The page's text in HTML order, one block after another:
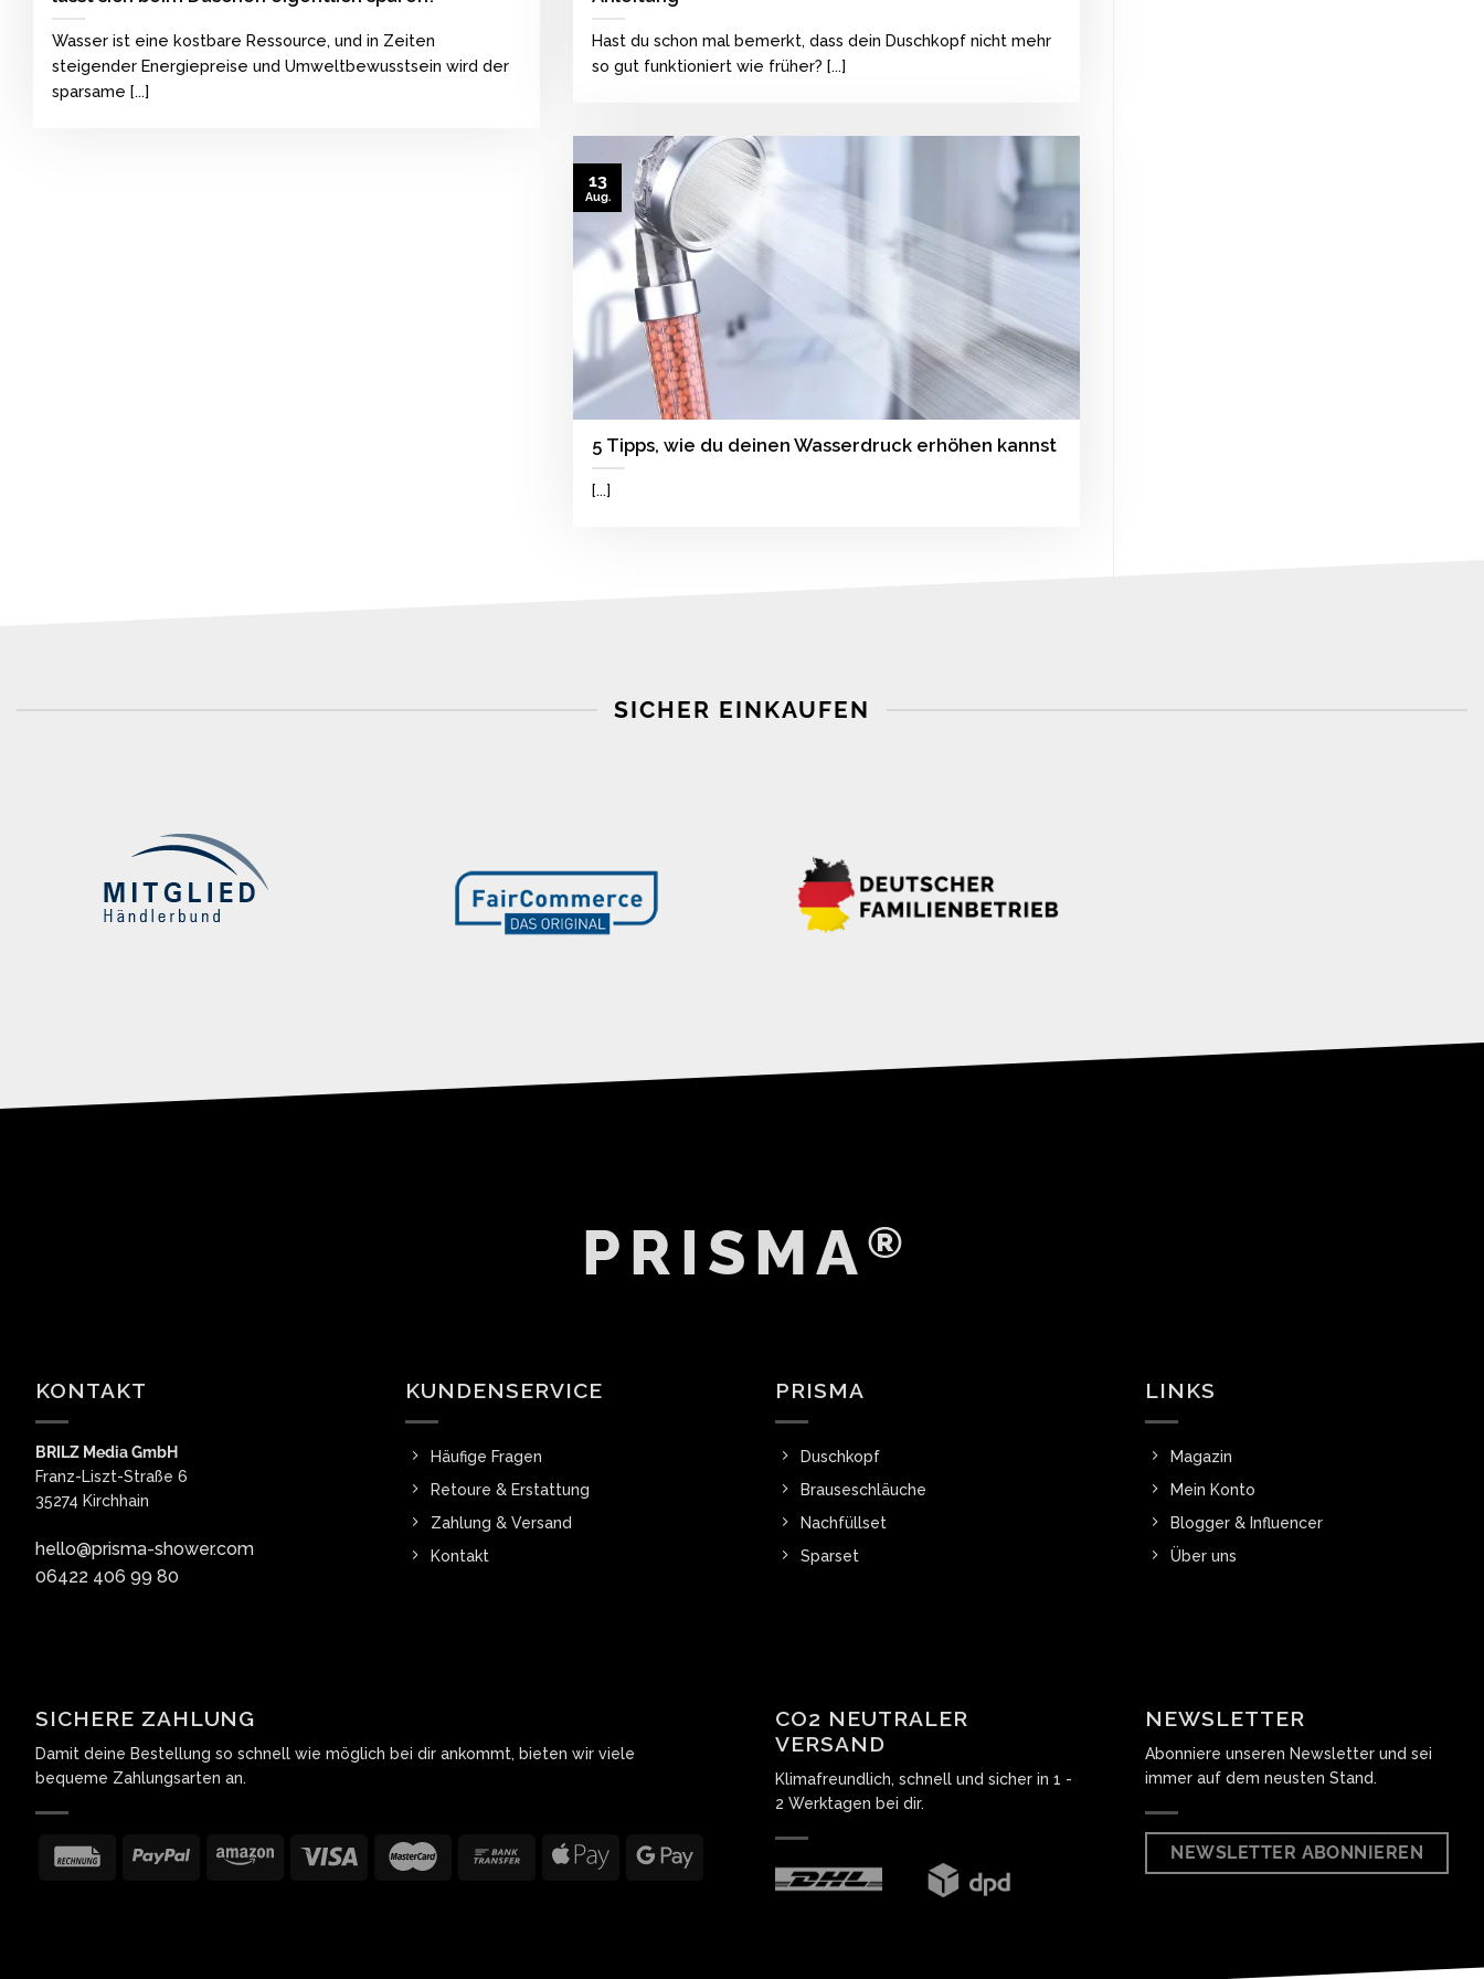
Wasser ist eine kostbare Ressource, und in Zeiten
steigender Energiepreise und Umweltbewusstsein wird der
sparsame [...]
Hast du schon mal bemerkt, dass dein Duschkopf nicht mehr
so gut funktioniert wie früher? [...]
5 Tipps, wie du deinen Wasserdruck erhöhen kannst
[...]
13
Aug.
SICHER EINKAUFEN
PRISMA ®
KONTAKT
BRILZ Media GmbH
Franz-Liszt-Straße 6
35274 Kirchhain
hello@prisma-shower.com
06422 406 99 80
KUNDENSERVICE
Häufige Fragen
Retoure & Erstattung
Zahlung & Versand
Kontakt
PRISMA
Duschkopf
Brauseschläuche
Nachfüllset
Sparset
LINKS
Magazin
Mein Konto
Blogger & Influencer
Über uns
SICHERE ZAHLUNG
Damit deine Bestellung so schnell wie möglich bei dir ankommt, bieten wir viele
bequeme Zahlungsarten an.
CO2 NEUTRALER
VERSAND
Klimafreundlich, schnell und sicher in 1 -
2 Werktagen bei dir.
NEWSLETTER
Abonniere unseren Newsletter und sei
immer auf dem neusten Stand.
NEWSLETTER ABONNIEREN